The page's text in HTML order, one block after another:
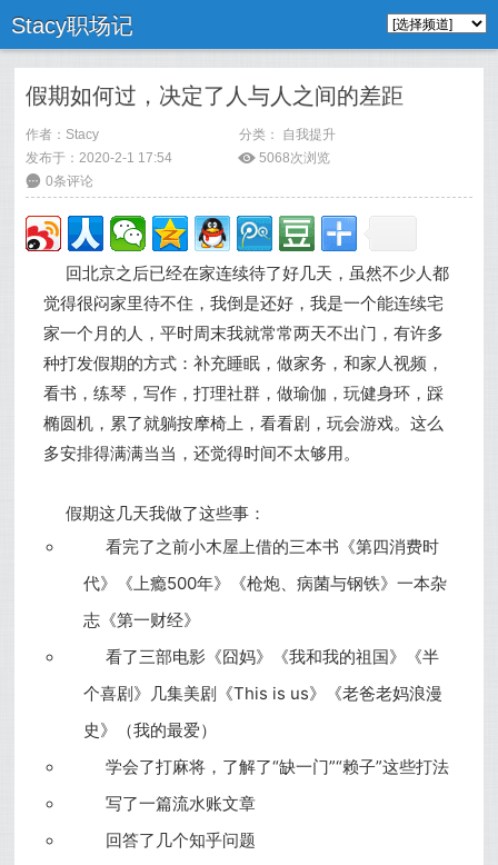
Stacy职场记
假期如何过，决定了人与人之间的差距
作者： Stacy 分类： 自我提升
发布于：2020-2-1 17:54
ė 5068次浏览
6 0条评论
回北京之后已经在家连续待了好几天，虽然不少人都
觉得很闷家里待不住，我倒是还好，我是一个能连续宅
家一个月的人，平时周末我就常常两天不出门，有许多
种打发假期的方式：补充睡眠，做家务，和家人视频，
看书，练琴，写作，打理社群，做瑜伽，玩健身环，踩
椭圆机，累了就躺按摩椅上，看看剧，玩会游戏。这么
多安排得满满当当，还觉得时间不太够用。
假期这几天我做了这些事：
看完了之前小木屋上借的三本书《第四消费时
代》《上瘾500年》《枪炮、病菌与钢铁》一本杂
志《第一财经》
看了三部电影《囧妈》《我和我的祖国》《半
个喜剧》几集美剧《This is us》《老爸老妈浪漫
史》（我的最爱）
学会了打麻将，了解了“缺一门”“赖子”这些打法
写了一篇流水账文章
回答了几个知乎问题